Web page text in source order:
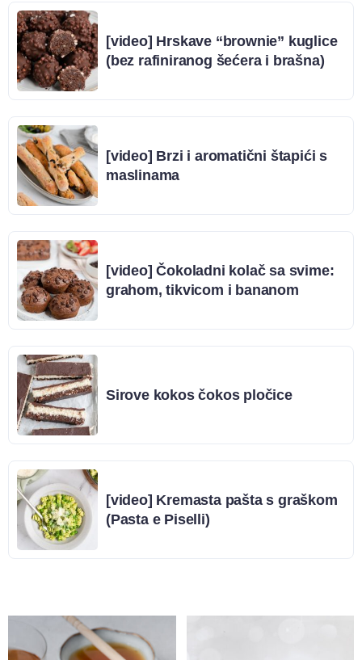
[video] Hrskave “brownie” kuglice
(bez rafiniranog šećera i brašna)
[video] Brzi i aromatični štapići s
maslinama
[video] Čokoladni kolač sa svime:
grahom, tikvicom i bananom
Sirove kokos čokos pločice
[video] Kremasta pašta s graškom
(Pasta e Piselli)